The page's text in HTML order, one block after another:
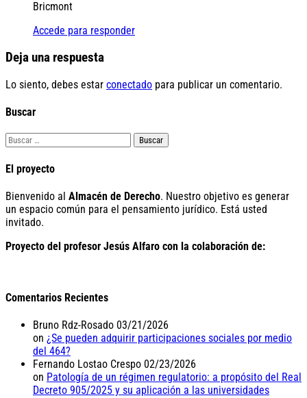
Bricmont
Accede para responder
Deja una respuesta
Lo siento, debes estar conectado para publicar un comentario.
Buscar
Buscar:
El proyecto
Bienvenido al Almacén de Derecho. Nuestro objetivo es generar
un espacio común para el pensamiento jurídico. Está usted
invitado.
Proyecto del profesor Jesús Alfaro con la colaboración de:
Comentarios Recientes
Bruno Rdz-Rosado 03/21/2026
on ¿Se pueden adquirir participaciones sociales por medio
del 464?
Fernando Lostao Crespo 02/23/2026
on Patología de un régimen regulatorio: a propósito del Real
Decreto 905/2025 y su aplicación a las universidades